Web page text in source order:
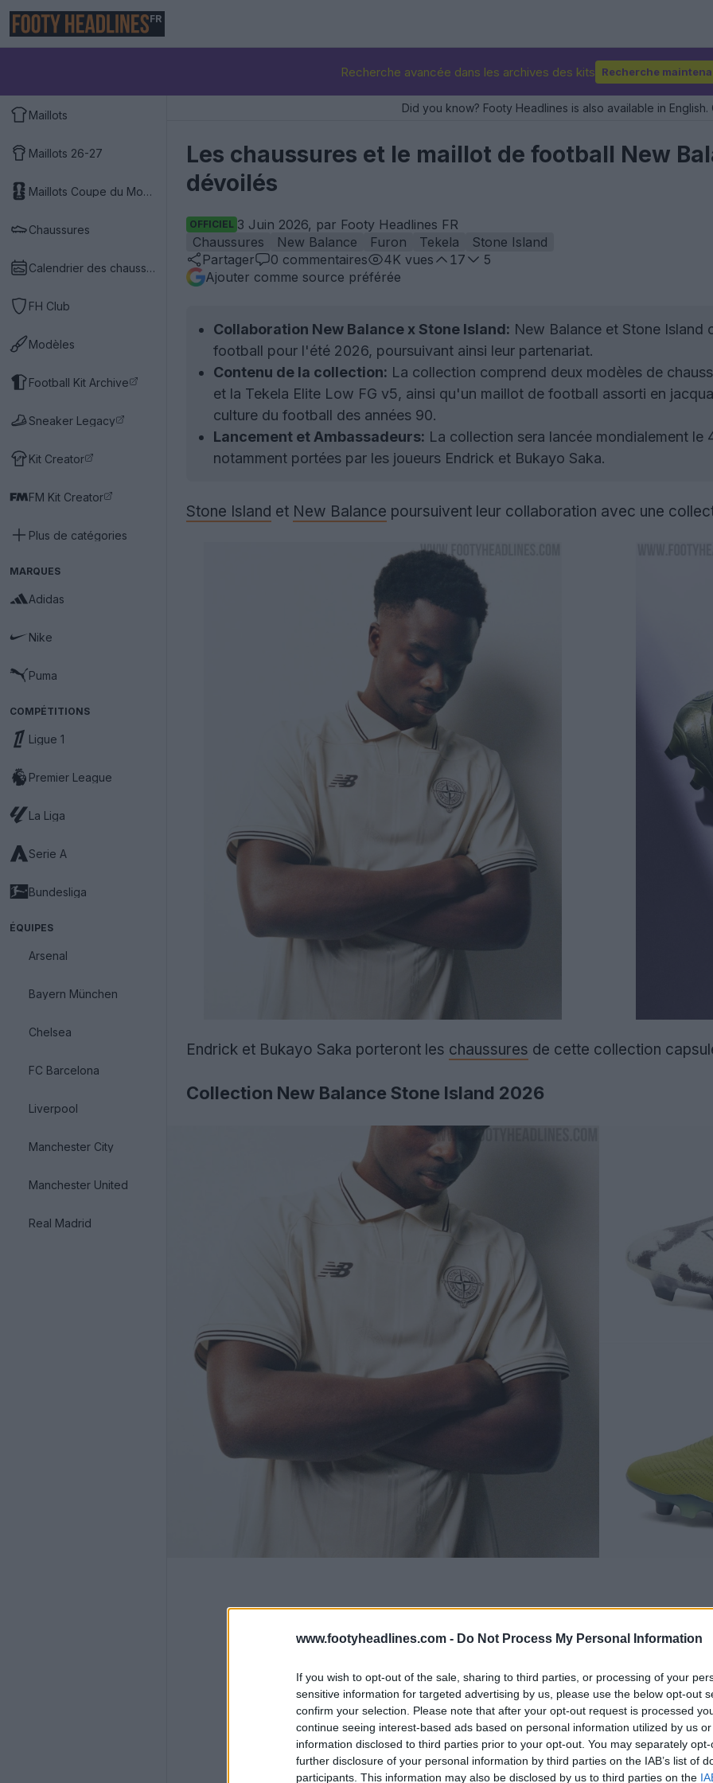
www.footyheadlines.com - Do Not Process My Personal Information
If you wish to opt-out of the sale, sharing to third parties, or processing of your
sensitive information for targeted advertising by us, please use the below opt-out
confirm your selection. Please note that after your opt-out request is processed
continue seeing interest-based ads based on personal information utilized by us
information disclosed to third parties prior to your opt-out. You may separately
further disclosure of your personal information by third parties on the IAB’s list of
participants. This information may also be disclosed by us to third parties on the
FR
Recherche avancée dans les archives des kits Recherche
Maillots
Maillots 26-27
Maillots Coupe du Monde 2026
Chaussures
Calendrier des chaussures
FH Club
Modèles
Football Kit Archive
Sneaker Legacy
Kit Creator
FM Kit Creator
Plus de catégories
MARQUES
Adidas
Nike
Puma
COMPÉTITIONS
Ligue 1
Premier League
La Liga
Serie A
Bundesliga
ÉQUIPES
Arsenal
Bayern München
Chelsea
FC Barcelona
Liverpool
Manchester City
Manchester United
Real Madrid
Did you know? Footy Headlines is also available in
Les chaussures et le maillot de football New
dévoilés
OFFICIEL 3 Juin 2026, par Footy Headlines FR
Chaussures
New Balance Furon Tekela
Stone Island
Partager
0 commentaires 4K vues 17
5
Ajouter comme source préférée
Collaboration New Balance x Stone Island: New Balance et Stone
football pour l'été 2026, poursuivant ainsi leur partenariat.
Contenu de la collection: La collection comprend deux modèles de
et la Tekela Elite Low FG v5, ainsi qu'un maillot de football assorti en
culture du football des années 90.
Lancement et Ambassadeurs: La collection sera lancée mondialement le
notamment portées par les joueurs Endrick et Bukayo Saka.
Stone Island et New Balance poursuivent leur collaboration avec une
Endrick et Bukayo Saka porteront les chaussures de cette collection
Collection New Balance Stone Island 2026